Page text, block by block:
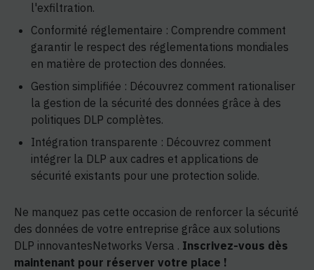
l'exfiltration.
Conformité réglementaire : Comprendre comment
garantir le respect des réglementations mondiales
en matière de protection des données.
Gestion simplifiée : Découvrez comment rationaliser
la gestion de la sécurité des données grâce à des
politiques DLP complètes.
Intégration transparente : Découvrez comment
intégrer la DLP aux cadres et applications de
sécurité existants pour une protection solide.
Ne manquez pas cette occasion de renforcer la sécurité
des données de votre entreprise grâce aux solutions
DLP innovantesNetworks Versa . Inscrivez-vous dès
maintenant pour réserver votre place !